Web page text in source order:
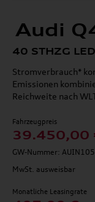
Audi
40 STHZG
Stromverbrauch*
Emissionen
Reichweite nach
Fahrzeugpreis
39.450,00
GW-Nummer:
MwSt. ausweisbar
Monatliche Leasingrate